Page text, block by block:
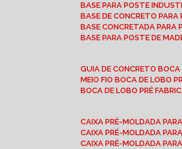
BASE PARA POSTE
BASE DE CONCRETO
BASE CONCRETADA PARA
BASE PARA POSTE DE
GUIA DE CONCRETO
MEIO FIO BOCA DE LOBO
BOCA DE LOBO PRÉ
CAIXA PRÉ-MOLDADA
CAIXA PRÉ-MOLDADA
CAIXA PRÉ-MOLDADA